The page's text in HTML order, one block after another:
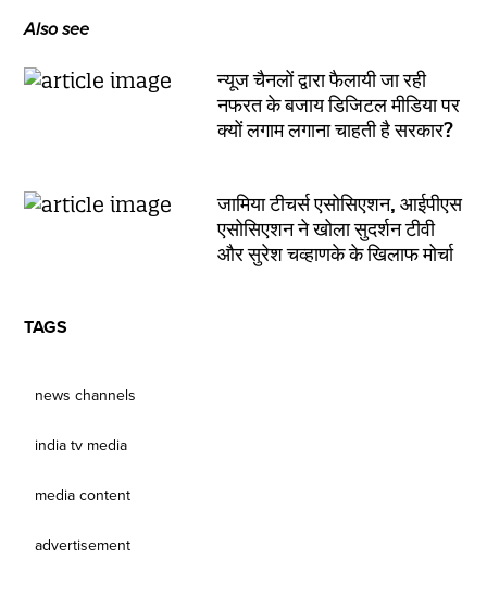
Also see
न्यूज चैनलों द्वारा फैलायी जा रही
नफरत के बजाय डिजिटल मीडिया पर
क्यों लगाम लगाना चाहती है सरकार?
जामिया टीचर्स एसोसिएशन, आईपीएस
एसोसिएशन ने खोला सुदर्शन टीवी
और सुरेश चव्हाणके के खिलाफ मोर्चा
TAGS
news channels
india tv media
media content
advertisement